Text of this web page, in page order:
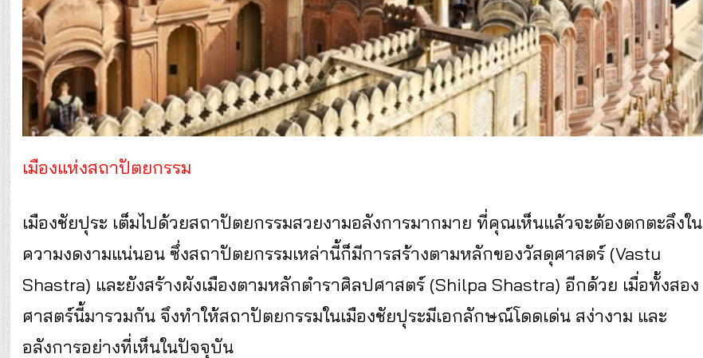
เมืองแห่งสถาปัตยกรรม
เมืองชัยปุระ เต็มไปด้วยสถาปัตยกรรมสวยงามอลังการมากมาย ที่คุณเห็นแล้วจะต้องตกตะลึงใน
ความงดงามแน่นอน ซึ่งสถาปัตยกรรมเหล่านี้ก็มีการสร้างตามหลักของวัสดุศาสตร์ (Vastu
Shastra) และยังสร้างผังเมืองตามหลักตำราศิลปศาสตร์ (Shilpa Shastra) อีกด้วย เมื่อทั้งสอง
ศาสตร์นี้มารวมกัน จึงทำให้สถาปัตยกรรมในเมืองชัยปุระมีเอกลักษณ์โดดเด่น สง่างาม และ
อลังการอย่างที่เห็นในปัจจุบัน